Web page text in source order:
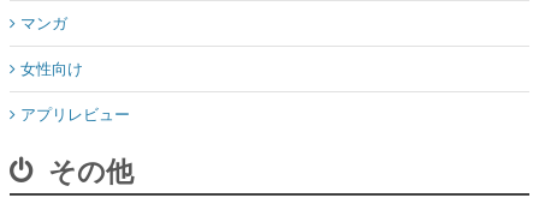
マンガ
女性向け
アプリレビュー
その他